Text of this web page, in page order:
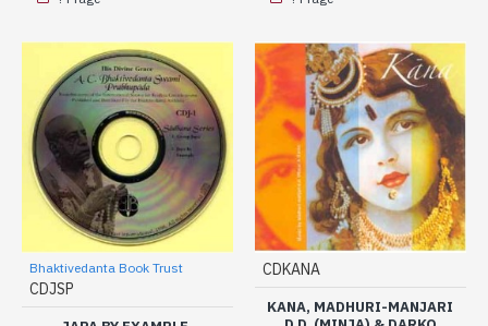
Bhaktivedanta Book Trust
CDJSP
CDKANA
KANA, MADHURI-MANJARI